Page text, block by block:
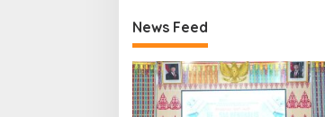
News Feed